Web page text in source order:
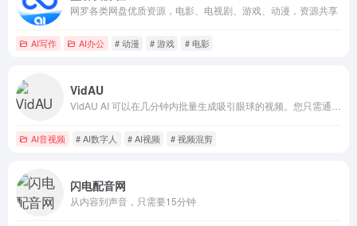
网罗各类网盘优质资源，电影、电视剧、游戏、动漫，资源共享
AI写作 AI办公 # 动漫 # 游戏 # 电影
VidAU
AI音视频 # AI数字人 # AI视频 # 视频混剪
闪电配音网
从内容到声音，只需要15分钟